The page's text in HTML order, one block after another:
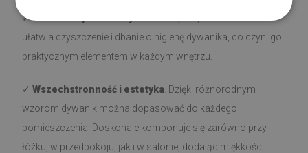
✓Łatwe utrzymanie czystości
ułatwia czyszczenie i dbanie o higienę dywanika, co czyni go
praktycznym elementem w każdym wnętrzu.
✓ Wszechstronność i estetyka . Dzięki różnorodnym
wzorom dywanik można dopasować do każdego
pomieszczenia. Doskonale komponuje się zarówno przy
łóżku, w przedpokoju, jak i w salonie, dodając miękkości i